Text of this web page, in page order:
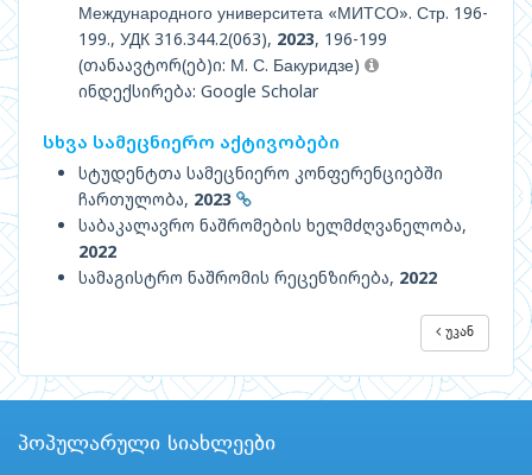
Международного университета «МИТСО». Стр. 196-
199., УДК 316.344.2(063), 2023, 196-199
(თანაავტორ(ებ)ი: М. С. Бакуридзе)
ინდექსირება: Google Scholar
სხვა სამეცნიერო აქტივობები
სტუდენტთა სამეცნიერო კონფერენციებში
ჩართულობა, 2023
საბაკალავრო ნაშრომების ხელმძღვანელობა,
2022
სამაგისტრო ნაშრომის რეცენზირება, 2022
უკან
პოპულარული სიახლეები